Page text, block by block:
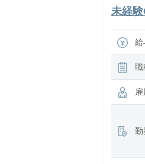
未経
給
職
勤